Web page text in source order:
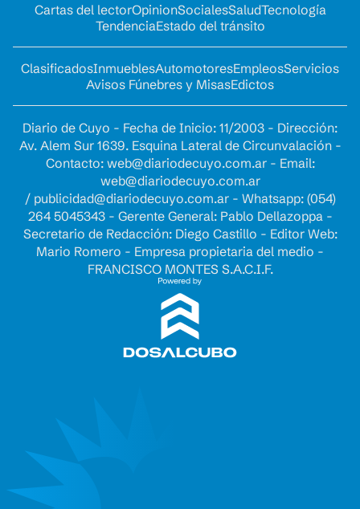
Cartas del lectorOpinionSocialesSaludTecnología
TendenciaEstado del tránsito
ClasificadosInmueblesAutomotoresEmpleosServicios
Avisos Fúnebres y MisasEdictos
Diario de Cuyo - Fecha de Inicio: 11/2003 - Dirección:
Av. Alem Sur 1639. Esquina Lateral de Circunvalación -
Contacto: web@diariodecuyo.com.ar- Email:
web@diariodecuyo.com.ar
/ publicidad@diariodecuyo.com.ar- Whatsapp: (054)
264 5045343 - Gerente General: Pablo Dellazoppa -
Secretario de Redacción: Diego Castillo - Editor Web:
Mario Romero - Empresa propietaria del medio -
FRANCISCO MONTES S.A.C.I.F.